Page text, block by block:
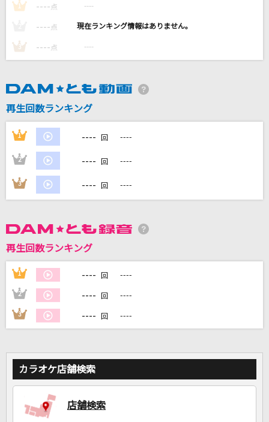
CHiCO with HoneyWorks
ゆうゆ feat.初音ミク
乃木坂46
Stand By You
Official髭男dism
I LOVE YOU
クリス・ハート
湊あくあ
灰色と青(+菅田将暉)
米津玄師
1 ---- 点 ----
---- 点 ----
3 ---- 点 ----
再生回数ランキング
1 ---- 回 ----
2 ---- 回 ----
3 ---- 回 ----
再生回数ランキング
1 ---- 回 ----
2 ---- 回 ----
3 ---- 回 ----
カラオケ店舗検索
店舗検索